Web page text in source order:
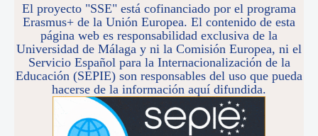
El proyecto "SSE" está cofinanciado por el programa
Erasmus+ de la Unión Europea. El contenido de esta
página web es responsabilidad exclusiva de la
Universidad de Málaga y ni la Comisión Europea, ni el
Servicio Español para la Internacionalización de la
Educación (SEPIE) son responsables del uso que pueda
hacerse de la información aquí difundida.